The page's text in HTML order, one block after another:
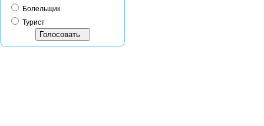
Болельщик
Турист